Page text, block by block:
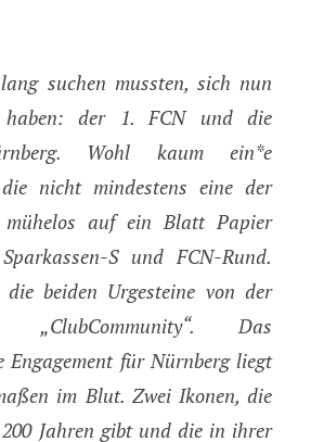
suchen mussten, sich nun
haben: der 1. FCN und die
Wohl kaum ein*e
nicht mindestens eine der
mühelos auf ein Blatt Papier
S und FCN-Rund.
die beiden Urgesteine von der
Das
Engagement für Nürnberg liegt
im Blut. Zwei Ikonen, die
Jahren gibt und die in ihrer